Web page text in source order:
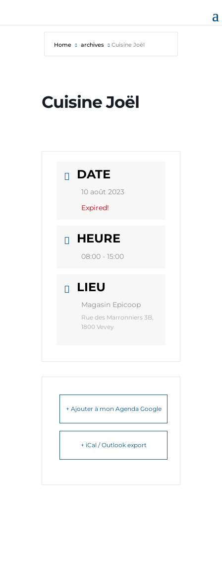
Home archives Cuisine Joël
Cuisine Joël
DATE
10 août 2023
Expired!
HEURE
08:00 - 15:00
LIEU
Magasin Epicoop
Rue des Marronniers 3B,
1800 Vevey
+ Ajouter à mon Agenda Google
+ iCal / Outlook export